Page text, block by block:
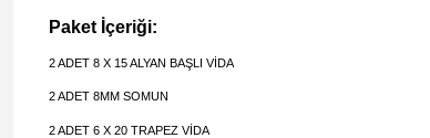
Paket İçeriği:
2 ADET 8 X 15 ALYAN BAŞLI VİDA
2 ADET 8MM SOMUN
2 ADET 6 X 20 TRAPEZ VİDA